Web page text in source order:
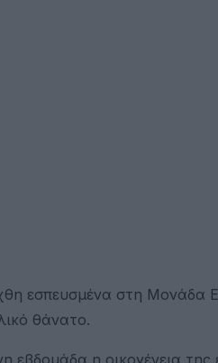
εσπευσμένα στη Μονάδα
θάνατο.
εβδομάδα η οικογένεια